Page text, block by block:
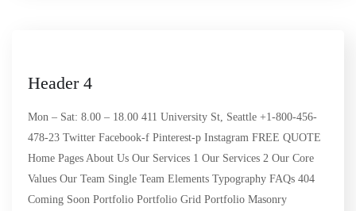
Header 4
Mon – Sat: 8.00 – 18.00 411 University St, Seattle +1-800-456-
478-23 Twitter Facebook-f Pinterest-p Instagram FREE QUOTE
Home Pages About Us Our Services 1 Our Services 2 Our Core
Values Our Team Single Team Elements Typography FAQs 404
Coming Soon Portfolio Portfolio Grid Portfolio Masonry